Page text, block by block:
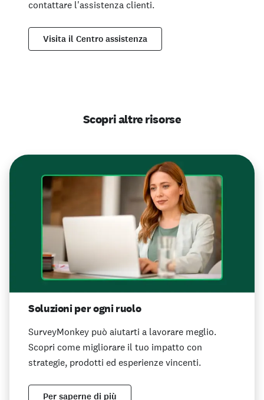
contattare l'assistenza clienti.
Visita il Centro assistenza
Scopri altre risorse
Soluzioni per ogni ruolo
SurveyMonkey può aiutarti a lavorare meglio.
Scopri come migliorare il tuo impatto con
strategie, prodotti ed esperienze vincenti.
Per saperne di più